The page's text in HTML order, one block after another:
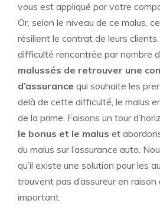
vous est appliqué par votre
Or, selon le niveau de ce malus,
résilient le contrat de leurs
difficulté rencontrée par nombre
malussés de retrouver une
d’assurance qui souhaite les
delà de cette difficulté, le malus
de la prime. Faisons un tour
le bonus et le malus et
du malus sur l’assurance auto.
qu’il existe une solution pour les
trouvent pas d’assureur en raison
important.